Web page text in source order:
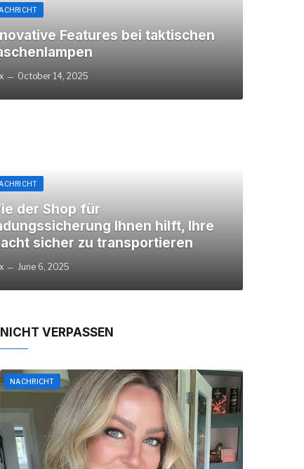
Features bei taktischen
October 14, 2025
der Shop für
Ihnen hilft, Ihre
sicher zu transportieren
June 6, 2025
NICHT VERPASSEN
NACHRICHT